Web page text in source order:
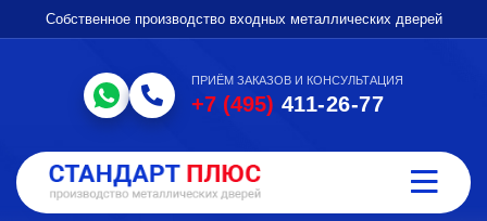
Собственное производство входных металлических дверей
ПРИЁМ ЗАКАЗОВ И КОНСУЛЬТАЦИЯ
+7 (495) 411-26-77